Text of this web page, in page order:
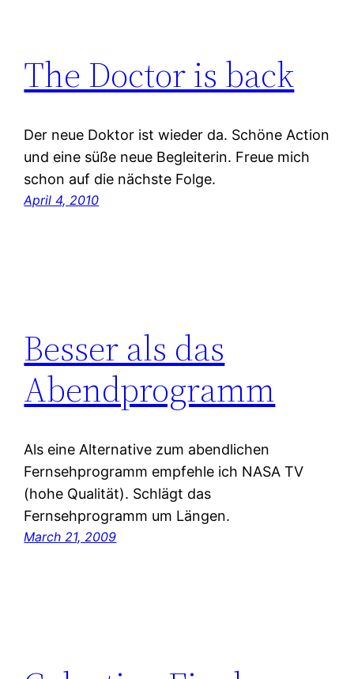
The Doctor is back
Der neue Doktor ist wieder da. Schöne Action
und eine süße neue Begleiterin. Freue mich
schon auf die nächste Folge.
April 4, 2010
Besser als das
Abendprogramm
Als eine Alternative zum abendlichen
Fernsehprogramm empfehle ich NASA TV
(hohe Qualität). Schlägt das
Fernsehprogramm um Längen.
March 21, 2009